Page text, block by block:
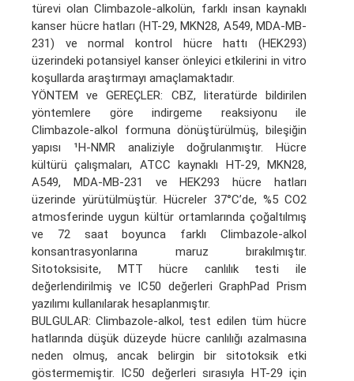
türevi olan Climbazole-alkolün, farklı insan kaynaklı
kanser hücre hatları (HT-29, MKN28, A549, MDA-MB-
231) ve normal kontrol hücre hattı (HEK293)
üzerindeki potansiyel kanser önleyici etkilerini in vitro
koşullarda araştırmayı amaçlamaktadır.
YÖNTEM ve GEREÇLER: CBZ, literatürde bildirilen
yöntemlere göre indirgeme reaksiyonu ile
Climbazole-alkol formuna dönüştürülmüş, bileşiğin
yapısı ¹H-NMR analiziyle doğrulanmıştır. Hücre
kültürü çalışmaları, ATCC kaynaklı HT-29, MKN28,
A549, MDA-MB-231 ve HEK293 hücre hatları
üzerinde yürütülmüştür. Hücreler 37°C’de, %5 CO2
atmosferinde uygun kültür ortamlarında çoğaltılmış
ve 72 saat boyunca farklı Climbazole-alkol
konsantrasyonlarına maruz bırakılmıştır.
Sitotoksisite, MTT hücre canlılık testi ile
değerlendirilmiş ve IC50 değerleri GraphPad Prism
yazılımı kullanılarak hesaplanmıştır.
BULGULAR: Climbazole-alkol, test edilen tüm hücre
hatlarında düşük düzeyde hücre canlılığı azalmasına
neden olmuş, ancak belirgin bir sitotoksik etki
göstermemiştir. IC50 değerleri sırasıyla HT-29 için